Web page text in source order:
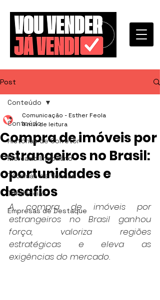
Post
Conteúdo
Histórias de Corretor
Mercado Imobiliário
Técnicas de Vendas
Tendências
Empresas de Destaque
Conteúdo
Compra de imóveis por
estrangeiros no Brasil:
oportunidades e
desafios
Comunicação - Esther Feola
4 min de leitura
A compra de imóveis por
estrangeiros no Brasil ganhou
força, valoriza regiões
estratégicas e eleva as
exigências do mercado.